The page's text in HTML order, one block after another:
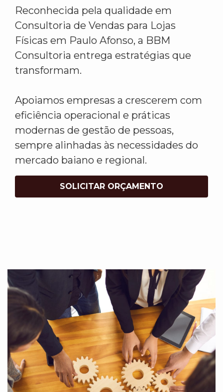
Reconhecida pela qualidade em
Consultoria de Vendas para Lojas
Físicas em Paulo Afonso, a BBM
Consultoria entrega estratégias que
transformam.
Apoiamos empresas a crescerem com
eficiência operacional e práticas
modernas de gestão de pessoas,
sempre alinhadas às necessidades do
mercado baiano e regional.
SOLICITAR ORÇAMENTO